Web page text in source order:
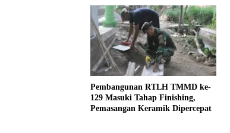
Pembangunan RTLH TMMD ke-
129 Masuki Tahap Finishing,
Pemasangan Keramik Dipercepat